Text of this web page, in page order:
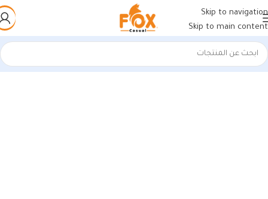
Skip to navigation
Skip to main content
الرئيسية/أحذية رجالي/كوتشي رجالي